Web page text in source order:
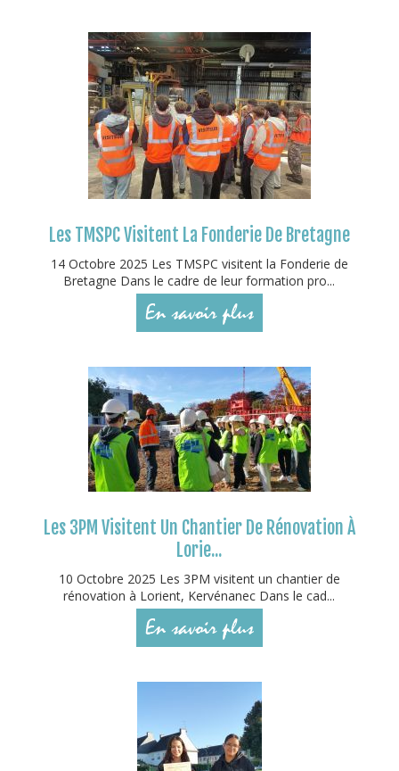
Les TMSPC Visitent La Fonderie De Bretagne
14 Octobre 2025 Les TMSPC visitent la Fonderie de
Bretagne Dans le cadre de leur formation pro...
En savoir plus
Les 3PM Visitent Un Chantier De Rénovation À
Lorie...
10 Octobre 2025 Les 3PM visitent un chantier de
rénovation à Lorient, Kervénanec Dans le cad...
En savoir plus